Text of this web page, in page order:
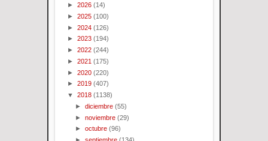
► 2026 (14)
► 2025 (100)
► 2024 (126)
► 2023 (194)
► 2022 (244)
► 2021 (175)
► 2020 (220)
► 2019 (407)
▼ 2018 (1138)
►diciembre (55)
►noviembre (29)
►octubre (96)